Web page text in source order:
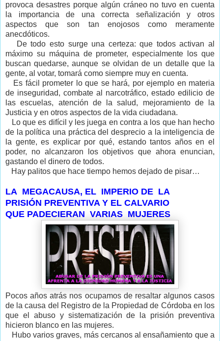
provoca desastres porque algún cráneo no tuvo en cuenta
la importancia de una correcta señalización y otros
aspectos que son tan enojosos como meramente
anecdóticos.
De todo esto surge una certeza: que todos activan al
máximo su máquina de prometer, especialmente los que
buscan quedarse, aunque se olvidan de un detalle que la
gente, al votar, tomará como siempre muy en cuenta.
Es fácil prometer lo que se hará, por ejemplo en materia
de inseguridad, combate al narcotráfico, estado edilicio de
las escuelas, atención de la salud, mejoramiento de la
Justicia y en otros aspectos de la vida ciudadana.
Lo que es difícil y les juega en contra a los que han hecho
de la política una práctica del desprecio a la inteligencia de
la gente, es explicar por qué, estando tantos años en el
poder, no alcanzaron los objetivos que ahora enuncian,
gastando el dinero de todos.
Hay palitos que hace tiempo hemos dejado de pisar…
LA MEGACAUSA, EL IMPERIO DE LA
PRISIÓN PREVENTIVA Y EL CALVARIO
QUE PADECIERAN VARIAS MUJERES
Pocos años atrás nos ocupamos de resaltar algunos casos
de la causa del Registro de la Propiedad de Córdoba en los
que el abuso y sistematización de la prisión preventiva
hicieron blanco en las mujeres.
Hubo varios graves, más cercanos al ensañamiento que a